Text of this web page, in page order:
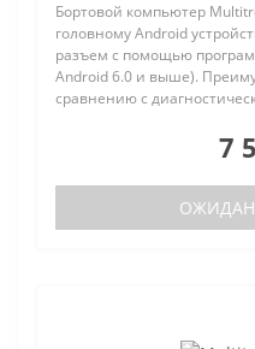
Бортовой компьютер
головному Android
разъем с помощью
Android 6.0 и выше).
сравнению с
7